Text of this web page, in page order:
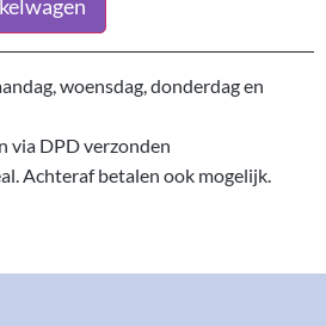
woensdag, donderdag en
via DPD verzonden
Achteraf betalen ook mogelijk.